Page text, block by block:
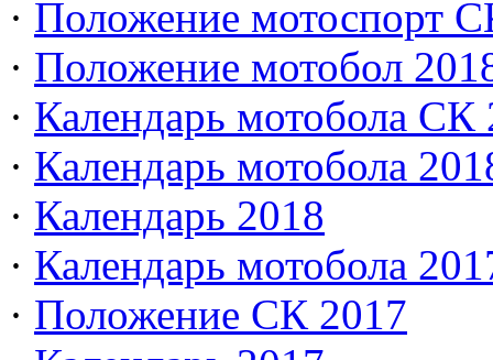
· Положение мотоспорт
· Положение мотобол
· Календарь мотобола СК
· Календарь мотобола
· Календарь 2018
· Календарь мотобола
· Положение СК 2017